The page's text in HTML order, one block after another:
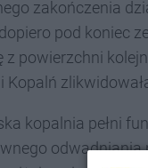
zakończenia
pod koniec
z powierzchni
Kopalń
kopalnia pełni